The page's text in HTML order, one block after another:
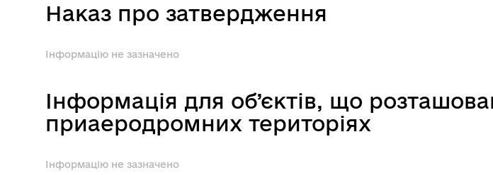
Наказ про затвердження
Інформацію не зазначено
Інформація для об’єктів, що
приаеродромних територіях
Інформацію не зазначено